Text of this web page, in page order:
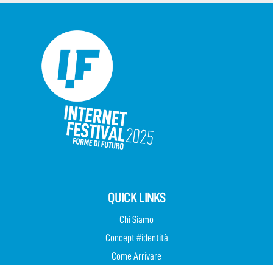
QUICK LINKS
Chi Siamo
Concept #identità
Come Arrivare